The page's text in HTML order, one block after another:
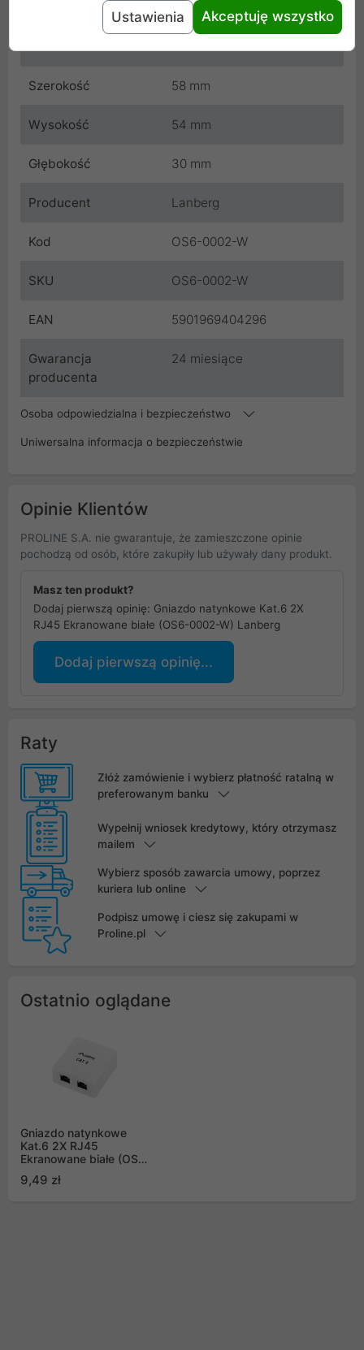
Biały
Szerokość 58 mm
Wysokość 54 mm
Głębokość 30 mm
Producent Lanberg
Kod OS6-0002-W
SKU OS6-0002-W
EAN 5901969404296
Gwarancja
producenta
24 miesiące
Osoba odpowiedzialna i bezpieczeństwo
Uniwersalna informacja o bezpieczeństwie
Opinie Klientów
PROLINE S.A. nie gwarantuje, że zamieszczone opinie
pochodzą od osób, które zakupiły lub używały dany produkt.
Masz ten produkt?
Dodaj pierwszą opinię: Gniazdo natynkowe Kat.6 2X
RJ45 Ekranowane białe (OS6-0002-W) Lanberg
Dodaj pierwszą opinię...
Raty
Złóż zamówienie i wybierz płatność ratalną w
preferowanym banku
Wypełnij wniosek kredytowy, który otrzymasz
mailem
Wybierz sposób zawarcia umowy, poprzez
kuriera lub online
Podpisz umowę i ciesz się zakupami w
Proline.pl
Ostatnio oglądane
Gniazdo natynkowe
Kat.6 2X RJ45
Ekranowane białe (OS6-
9,49 zł
Ustawienia Akceptuję wszystko